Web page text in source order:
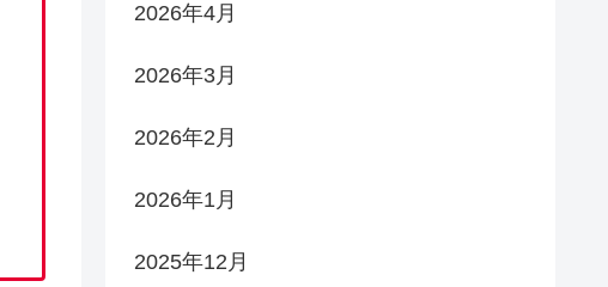
2026年4月
2026年3月
2026年2月
2026年1月
2025年12月